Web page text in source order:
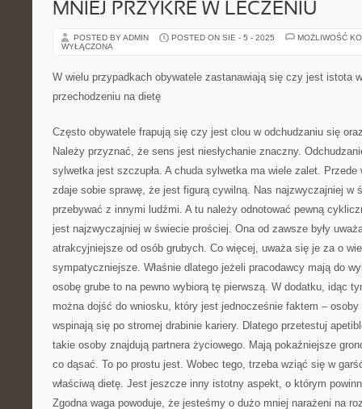
MNIEJ PRZYKRE W LECZENIU
POSTED BY ADMIN POSTED ON SIE - 5 - 2025
MOŻLIWOŚĆ
WYŁĄCZONA
W wielu przypadkach obywatele zastanawiają się czy jest istota
przechodzeniu na dietę
Często obywatele frapują się czy jest clou w odchudzaniu się
Należy przyznać, że sens jest niesłychanie znaczny.
sylwetka jest szczupła. A chuda sylwetka ma wiele zalet.
zdaje sobie sprawę, że jest figurą cywilną. Nas najzwyczajniej w
przebywać z innymi ludźmi. A tu należy odnotować pewną
jest najzwyczajniej w świecie prościej. Ona od zawsze były
atrakcyjniejsze od osób grubych. Co więcej, uważa się je za o
sympatyczniejsze. Właśnie dlatego jeżeli pracodawcy mają do
osobę grube to na pewno wybiorą tę pierwszą. W dodatku, idąc
można dojść do wniosku, który jest jednocześnie faktem – osoby
wspinają się po stromej drabinie kariery. Dlatego przetestuj
takie osoby znajdują partnera życiowego. Mają pokaźniejsze
co dąsać. To po prostu jest. Wobec tego, trzeba wziąć się w
właściwą dietę. Jest jeszcze inny istotny aspekt, o którym
Zgodna waga powoduje, że jesteśmy o dużo mniej narażeni na